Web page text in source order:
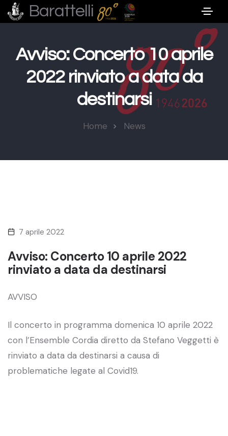
Barattelli
Avviso: Concerto 10 aprile
2022 rinviato a data da
destinarsi
Home News
7 aprile 2022
Avviso: Concerto 10 aprile 2022
rinviato a data da destinarsi
AVVISO
Il concerto in programma domenica 10 aprile 2022
con l’Ensemble Cordia diretto da Stefano Veggetti è
rinviato a data da destinarsi a causa di
problematiche legate al Covid19.